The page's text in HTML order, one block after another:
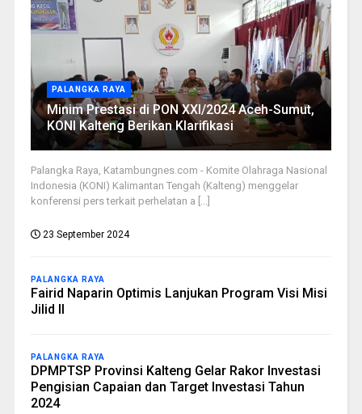
PALANGKA RAYA
Minim Prestasi di PON XXI/2024 Aceh-Sumut,
KONI Kalteng Berikan Klarifikasi
Palangka Raya, Katambungnes.com - Komite Olahraga Nasional
Indonesia (KONI) Kalimantan Tengah (Kalteng) menggelar
konferensi pers terkait perhelatan a [...]
23 September 2024
PALANGKA RAYA
Fairid Naparin Optimis Lanjukan Program Visi Misi
Jilid II
PALANGKA RAYA
DPMPTSP Provinsi Kalteng Gelar Rakor Investasi
Pengisian Capaian dan Target Investasi Tahun
2024